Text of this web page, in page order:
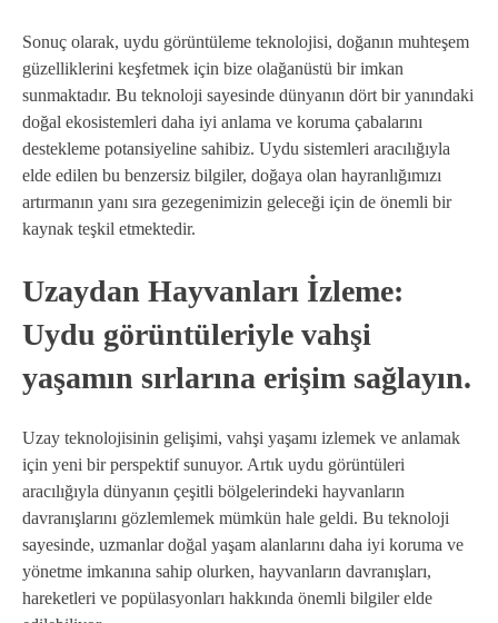
Sonuç olarak, uydu görüntüleme teknolojisi, doğanın muhteşem
güzelliklerini keşfetmek için bize olağanüstü bir imkan
sunmaktadır. Bu teknoloji sayesinde dünyanın dört bir yanındaki
doğal ekosistemleri daha iyi anlama ve koruma çabalarını
destekleme potansiyeline sahibiz. Uydu sistemleri aracılığıyla
elde edilen bu benzersiz bilgiler, doğaya olan hayranlığımızı
artırmanın yanı sıra gezegenimizin geleceği için de önemli bir
kaynak teşkil etmektedir.
Uzaydan Hayvanları İzleme:
Uydu görüntüleriyle vahşi
yaşamın sırlarına erişim sağlayın.
Uzay teknolojisinin gelişimi, vahşi yaşamı izlemek ve anlamak
için yeni bir perspektif sunuyor. Artık uydu görüntüleri
aracılığıyla dünyanın çeşitli bölgelerindeki hayvanların
davranışlarını gözlemlemek mümkün hale geldi. Bu teknoloji
sayesinde, uzmanlar doğal yaşam alanlarını daha iyi koruma ve
yönetme imkanına sahip olurken, hayvanların davranışları,
hareketleri ve popülasyonları hakkında önemli bilgiler elde